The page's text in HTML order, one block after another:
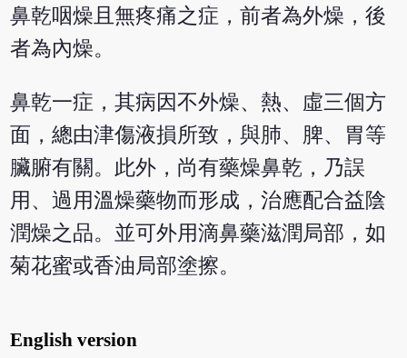
鼻乾咽燥且無疼痛之症，前者為外燥，後
者為內燥。
鼻乾一症，其病因不外燥、熱、虛三個方
面，總由津傷液損所致，與肺、脾、胃等
臟腑有關。此外，尚有藥燥鼻乾，乃誤
用、過用溫燥藥物而形成，治應配合益陰
潤燥之品。並可外用滴鼻藥滋潤局部，如
菊花蜜或香油局部塗擦。
English version